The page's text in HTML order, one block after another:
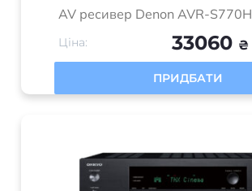
AV ресивер Denon AVR-S770H
Ціна: 33060 ₴
ПРИДБАТИ